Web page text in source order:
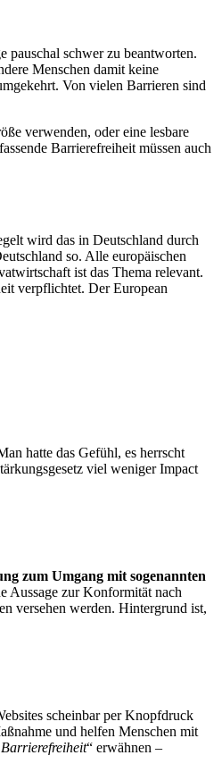
pauschal schwer zu beantworten.
Menschen damit keine
Von vielen Barrieren sind
verwenden, oder eine lesbare
Barrierefreiheit müssen auch
wird das in Deutschland durch
so. Alle europäischen
ist das Thema relevant.
verpflichtet. Der European
hatte das Gefühl, es herrscht
viel weniger Impact
zum Umgang mit sogenannten
Aussage zur Konformität nach
versehen werden. Hintergrund ist,
scheinbar per Knopfdruck
und helfen Menschen mit
“ erwähnen –